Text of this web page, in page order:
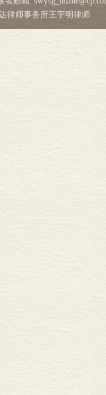
律师事务所王宇明律师